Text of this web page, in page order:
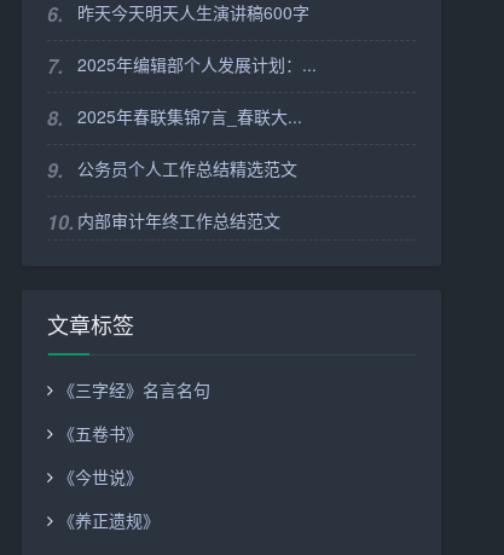
6. 昨天今天明天人生演讲稿600字
7. 2025年编辑部个人发展计划：...
8. 2025年春联集锦7言_春联大...
9. 公务员个人工作总结精选范文
10. 内部审计年终工作总结范文
文章标签
《三字经》名言名句
《五卷书》
《今世说》
《养正遗规》